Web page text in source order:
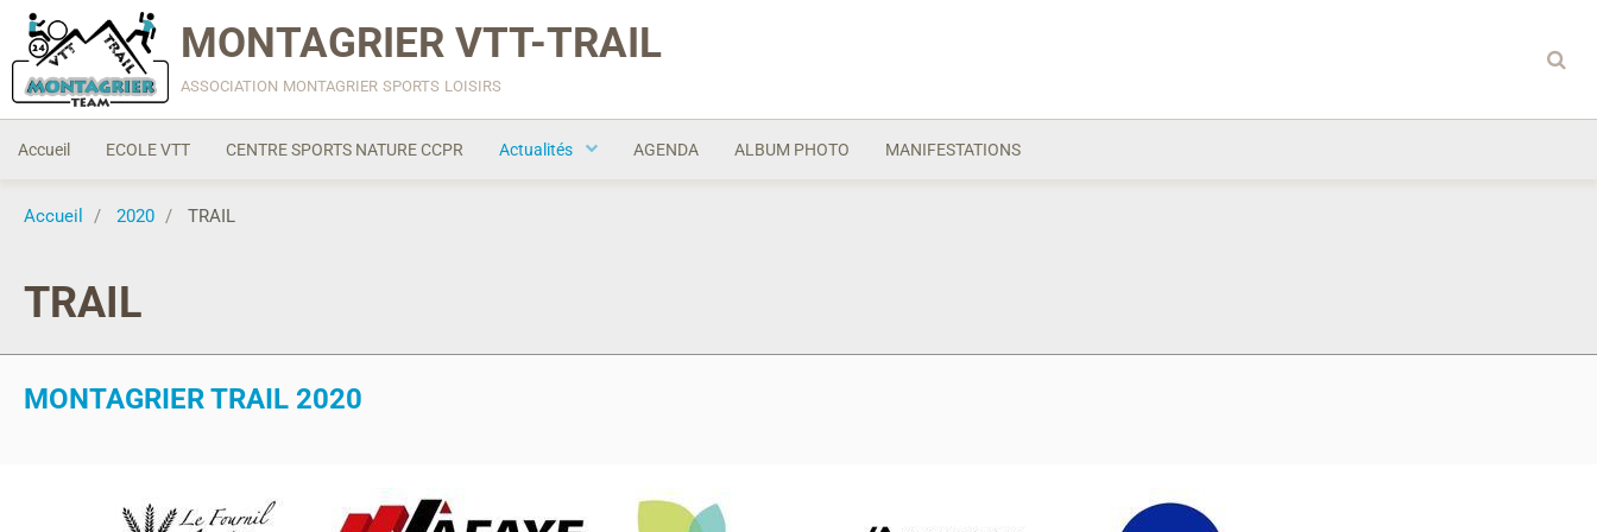
MONTAGRIER VTT-TRAIL
association montagrier sports loisirs
Accueil ECOLE VTT CENTRE SPORTS NATURE CCPR Actualités AGENDA ALBUM PHOTO MANIFESTATIONS
Accueil 2020 TRAIL
TRAIL
MONTAGRIER TRAIL 2020